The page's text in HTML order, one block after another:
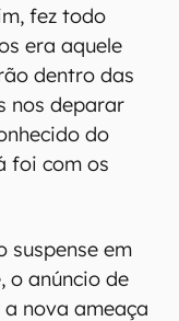
fez todo
era aquele
dentro das
nos deparar
do
foi com os
suspense em
o anúncio de
nova ameaça